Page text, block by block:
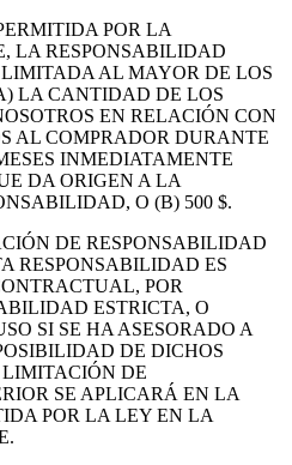
POR LA
LA RESPONSABILIDAD
AL MAYOR DE LOS
LA CANTIDAD DE LOS
EN RELACIÓN CON
AL COMPRADOR DURANTE
INMEDIATAMENTE
DA ORIGEN A LA
O (B) 500 $.
DE RESPONSABILIDAD
RESPONSABILIDAD ES
POR
ESTRICTA, O
SI SE HA ASESORADO A
DE DICHOS
LIMITACIÓN DE
SE APLICARÁ EN LA
POR LA LEY EN LA